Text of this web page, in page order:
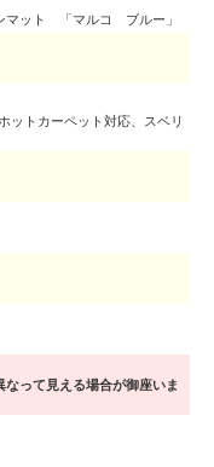
マット 「マルコ ブルー」
ットカーペット対応、スベリ
って見える場合が御座いま